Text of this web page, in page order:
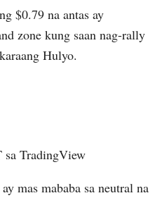
$0.79 na antas ay
zone kung saan nag-rally
Hulyo.
TradingView
mas mababa sa neutral na